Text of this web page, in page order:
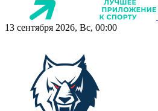
13 сентября 2026, Вс, 00:00